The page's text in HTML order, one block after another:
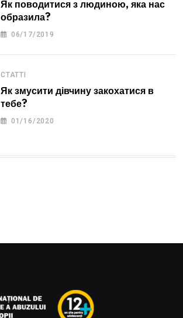
Як поводитися з людиною, яка нас
образила?
06/17/2019
СТАТТІ
Як змусити дівчину закохатися в
тебе?
01/16/2020